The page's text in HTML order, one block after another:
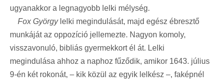
ugyanakkor a legnagyobb lelki mélység.
Fox Györgylelki megindulását, majd egész ébresztő
munkáját az oppozíció jellemezte. Nagyon komoly,
visszavonuló, bibliás gyermekkort él át. Lelki
megindulása ahhoz a naphoz fűződik, amikor 1643. július
9-én két rokonát, – kik közül az egyik lelkész –, faképnél